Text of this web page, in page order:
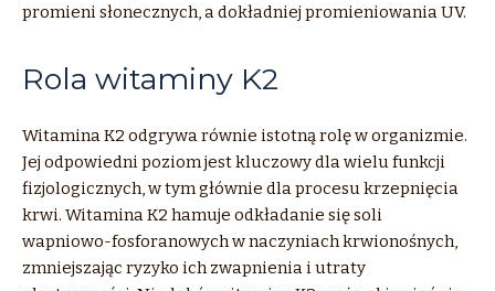
promieni słonecznych, a dokładniej promieniowania UV.
Rola witaminy K2
Witamina K2 odgrywa równie istotną rolę w organizmie.
Jej odpowiedni poziom jest kluczowy dla wielu funkcji
fizjologicznych, w tym głównie dla procesu krzepnięcia
krwi. Witamina K2 hamuje odkładanie się soli
wapniowo-fosforanowych w naczyniach krwionośnych,
zmniejszając ryzyko ich zwapnienia i utraty